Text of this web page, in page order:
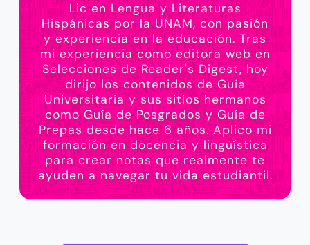
Lic en Lengua y Literaturas
Hispánicas por la UNAM, con pasión
y experiencia en la educación. Tras
mi experiencia como editora web en
Selecciones de Reader's Digest, hoy
dirijo los contenidos de Guía
Universitaria y sus sitios hermanos
como Guía de Posgrados y Guía de
Prepas desde hace 6 años. Aplico mi
formación en docencia y lingüística
para crear notas que realmente te
ayuden a navegar tu vida estudiantil.